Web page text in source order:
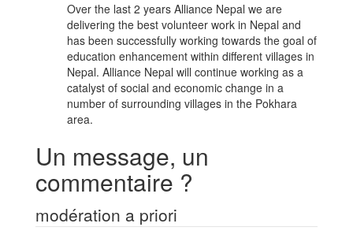
Over the last 2 years Alliance Nepal we are
delivering the best volunteer work in Nepal and
has been successfully working towards the goal of
education enhancement within different villages in
Nepal. Alliance Nepal will continue working as a
catalyst of social and economic change in a
number of surrounding villages in the Pokhara
area.
Un message, un
commentaire ?
modération a priori